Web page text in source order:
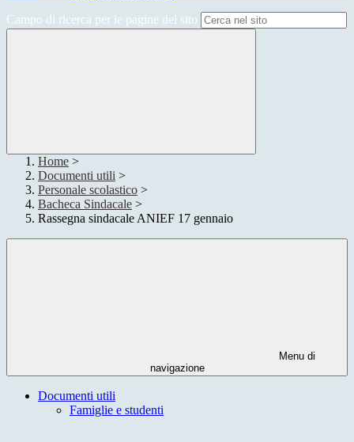
Campo di ricerca per le pagine del sito
Home >
Documenti utili >
Personale scolastico >
Bacheca Sindacale >
Rassegna sindacale ANIEF 17 gennaio
Menu di
navigazione
Documenti utili
Famiglie e studenti